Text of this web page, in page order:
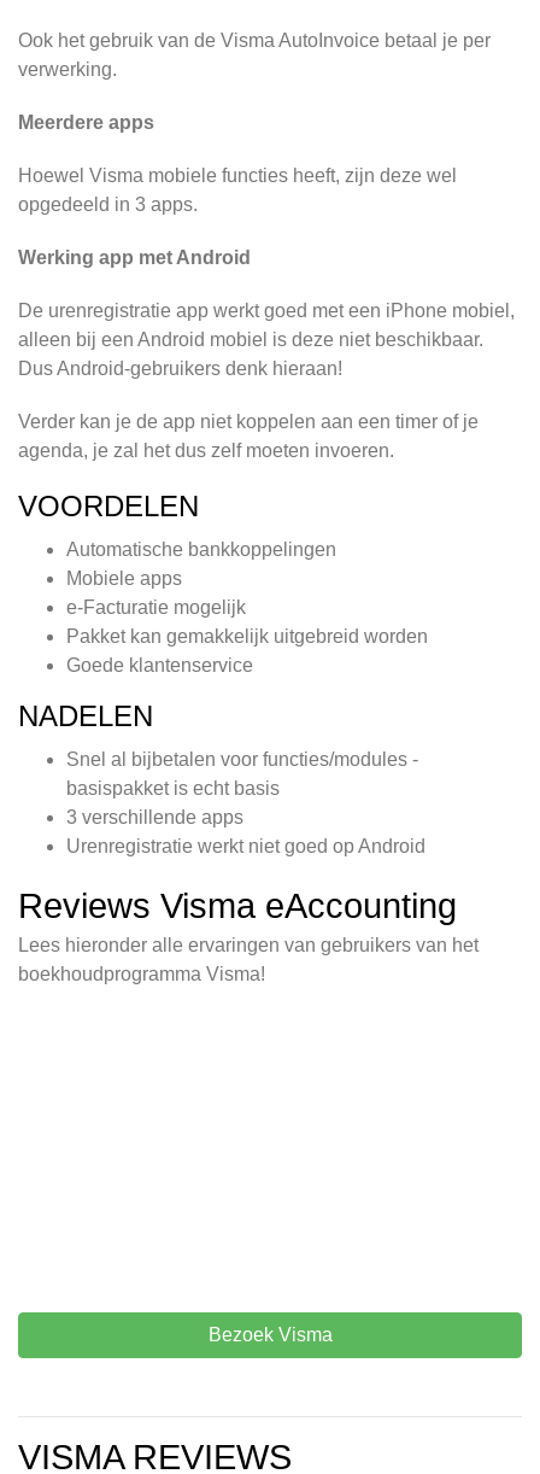
Ook het gebruik van de Visma AutoInvoice betaal je per
verwerking.
Meerdere apps
Hoewel Visma mobiele functies heeft, zijn deze wel
opgedeeld in 3 apps.
Werking app met Android
De urenregistratie app werkt goed met een iPhone mobiel,
alleen bij een Android mobiel is deze niet beschikbaar.
Dus Android-gebruikers denk hieraan!
Verder kan je de app niet koppelen aan een timer of je
agenda, je zal het dus zelf moeten invoeren.
VOORDELEN
Automatische bankkoppelingen
Mobiele apps
e-Facturatie mogelijk
Pakket kan gemakkelijk uitgebreid worden
Goede klantenservice
NADELEN
Snel al bijbetalen voor functies/modules -
basispakket is echt basis
3 verschillende apps
Urenregistratie werkt niet goed op Android
Reviews Visma eAccounting
Lees hieronder alle ervaringen van gebruikers van het
boekhoudprogramma Visma!
Bezoek Visma
VISMA REVIEWS